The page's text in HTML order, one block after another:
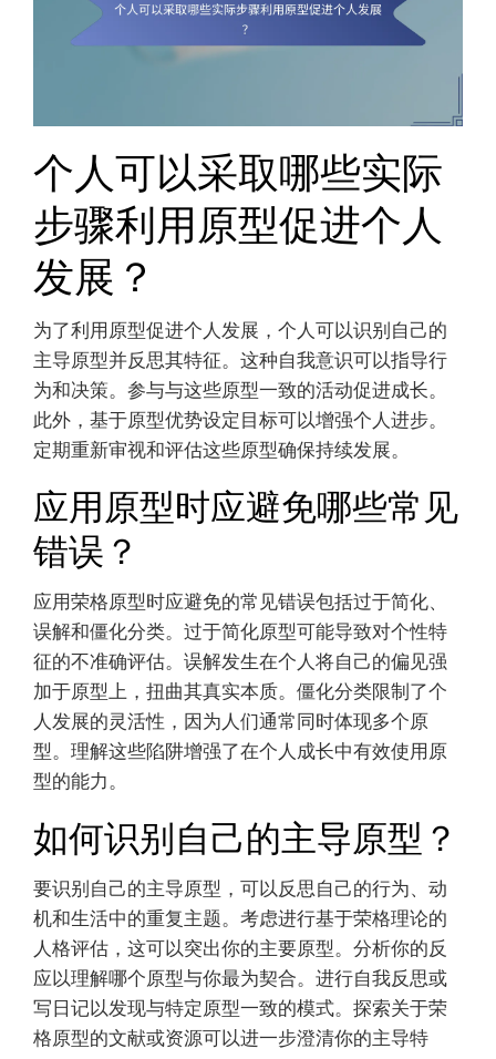
个人可以采取哪些实际
步骤利用原型促进个人
发展？
为了利用原型促进个人发展，个人可以识别自己的
主导原型并反思其特征。这种自我意识可以指导行
为和决策。参与与这些原型一致的活动促进成长。
此外，基于原型优势设定目标可以增强个人进步。
定期重新审视和评估这些原型确保持续发展。
应用原型时应避免哪些常见
错误？
应用荣格原型时应避免的常见错误包括过于简化、
误解和僵化分类。过于简化原型可能导致对个性特
征的不准确评估。误解发生在个人将自己的偏见强
加于原型上，扭曲其真实本质。僵化分类限制了个
人发展的灵活性，因为人们通常同时体现多个原
型。理解这些陷阱增强了在个人成长中有效使用原
型的能力。
如何识别自己的主导原型？
要识别自己的主导原型，可以反思自己的行为、动
机和生活中的重复主题。考虑进行基于荣格理论的
人格评估，这可以突出你的主要原型。分析你的反
应以理解哪个原型与你最为契合。进行自我反思或
写日记以发现与特定原型一致的模式。探索关于荣
格原型的文献或资源可以进一步澄清你的主导特